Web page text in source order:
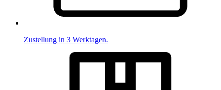
Zustellung in 3 Werktagen.